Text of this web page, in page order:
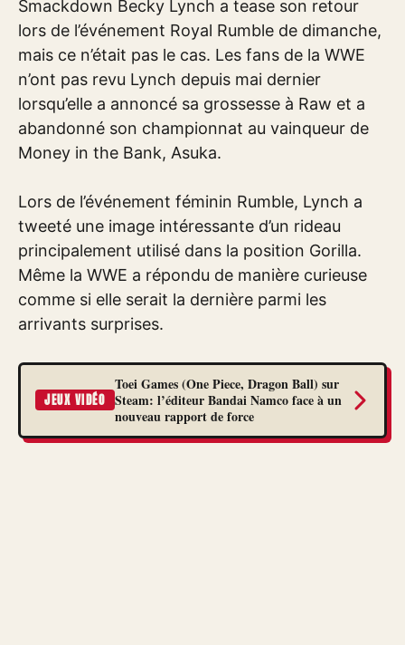
Smackdown Becky Lynch a tease son retour
lors de l’événement Royal Rumble de dimanche,
mais ce n’était pas le cas. Les fans de la WWE
n’ont pas revu Lynch depuis mai dernier
lorsqu’elle a annoncé sa grossesse à Raw et a
abandonné son championnat au vainqueur de
Money in the Bank, Asuka.
Lors de l’événement féminin Rumble, Lynch a
tweeté une image intéressante d’un rideau
principalement utilisé dans la position Gorilla.
Même la WWE a répondu de manière curieuse
comme si elle serait la dernière parmi les
arrivants surprises.
JEUX VIDÉO
Toei Games (One Piece, Dragon Ball) sur
Steam: l’éditeur Bandai Namco face à un
nouveau rapport de force